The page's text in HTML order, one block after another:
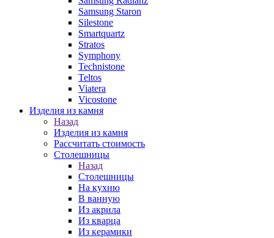
Samsung Staron
Silestone
Smartquartz
Stratos
Symphony
Technistone
Teltos
Viatera
Vicostone
Изделия из камня
Назад
Изделия из камня
Рассчитать стоимость
Столешницы
Назад
Столешницы
На кухню
В ванную
Из акрила
Из кварца
Из керамики